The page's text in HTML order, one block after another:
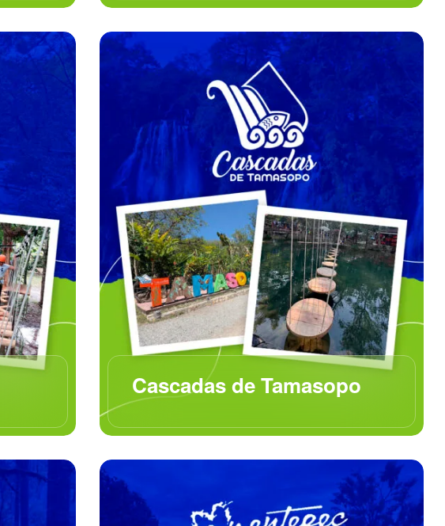
Cascadas de Tamasopo